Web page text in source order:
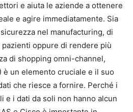
e aiuta le aziende a ottenere
e agire immediatamente. Sia
nel manufacturing, di
oppure di rendere più
di shopping omni-channel,
è un elemento cruciale e il suo
che riesce a fornire. Perché i
e i dati da soli non hanno alcun